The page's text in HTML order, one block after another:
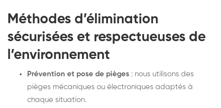
Méthodes d’élimination
sécurisées et respectueuses de
l’environnement
Prévention et pose de pièges : nous utilisons des
pièges mécaniques ou électroniques adaptés à
chaque situation.